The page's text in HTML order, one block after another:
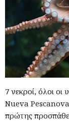
7 νεκροί, όλοι οι
Nueva
πρώτης